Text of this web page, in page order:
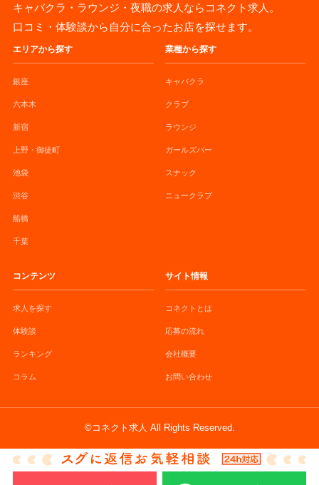
キャバクラ・ラウンジ・夜職の求人ならコネクト求人。
口コミ・体験談から自分に合ったお店を探せます。
エリアから探す
銀座
六本木
新宿
上野・御徒町
池袋
渋谷
船橋
千葉
業種から探す
キャバクラ
クラブ
ラウンジ
ガールズバー
スナック
ニュークラブ
コンテンツ
求人を探す
体験談
ランキング
コラム
サイト情報
コネクトとは
応募の流れ
会社概要
お問い合わせ
©コネクト求人 All Rights Reserved.